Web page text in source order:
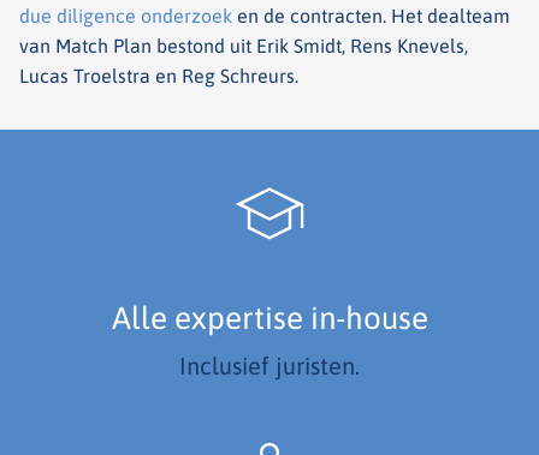
due diligence onderzoek en de contracten. Het dealteam
van Match Plan bestond uit Erik Smidt, Rens Knevels,
Lucas Troelstra en Reg Schreurs.
Alle expertise in-house
Inclusief juristen.